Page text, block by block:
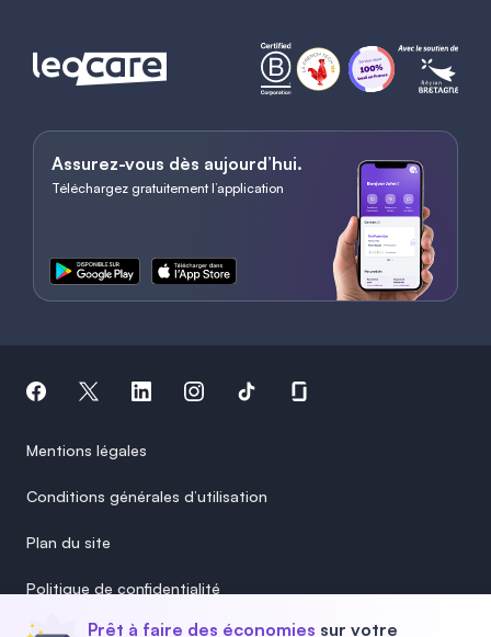
Assurez-vous dès aujourd’hui.
Téléchargez gratuitement l’application
Mentions légales
Conditions générales d’utilisation
Plan du site
Politique de confidentialité
Prêt à faire des économies sur votre